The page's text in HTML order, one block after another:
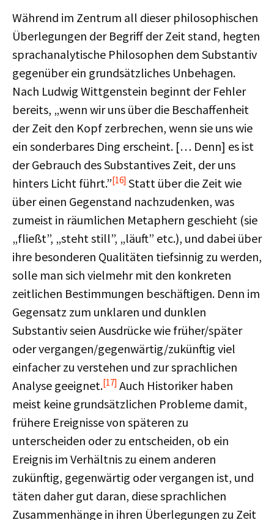
Während im Zentrum all dieser philosophischen
Überlegungen der Begriff der Zeit stand, hegten
sprachanalytische Philosophen dem Substantiv
gegenüber ein grundsätzliches Unbehagen.
Nach Ludwig Wittgenstein beginnt der Fehler
bereits, „wenn wir uns über die Beschaffenheit
der Zeit den Kopf zerbrechen, wenn sie uns wie
ein sonderbares Ding erscheint. [… Denn] es ist
der Gebrauch des Substantives Zeit, der uns
hinters Licht führt.”[16] Statt über die Zeit wie
über einen Gegenstand nachzudenken, was
zumeist in räumlichen Metaphern geschieht (sie
„fließt”, „steht still”, „läuft” etc.), und dabei über
ihre besonderen Qualitäten tiefsinnig zu werden,
solle man sich vielmehr mit den konkreten
zeitlichen Bestimmungen beschäftigen. Denn im
Gegensatz zum unklaren und dunklen
Substantiv seien Ausdrücke wie früher/später
oder vergangen/gegenwärtig/zukünftig viel
einfacher zu verstehen und zur sprachlichen
Analyse geeignet.[17] Auch Historiker haben
meist keine grundsätzlichen Probleme damit,
frühere Ereignisse von späteren zu
unterscheiden oder zu entscheiden, ob ein
Ereignis im Verhältnis zu einem anderen
zukünftig, gegenwärtig oder vergangen ist, und
täten daher gut daran, diese sprachlichen
Zusammenhänge in ihren Überlegungen zu Zeit